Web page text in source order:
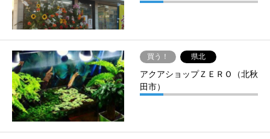
買う！ 県北
アクアショップＺＥＲＯ（北秋
田市）